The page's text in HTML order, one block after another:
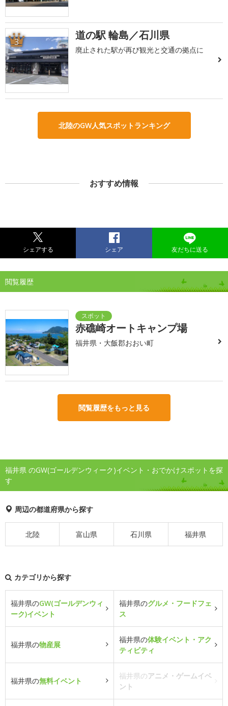
3 道の駅 輪島／石川県
廃止された駅が再び観光と交通の拠点に
北陸のGW人気スポットランキング
おすすめ情報
シェアする シェア 友だちに送る
閲覧履歴
赤礁崎オートキャンプ場
福井県・大飯郡おおい町
閲覧履歴をもっと見る
福井県 のGW(ゴールデンウィーク)イベント・おでかけスポットを探
す
周辺の都道府県から探す
北陸 富山県 石川県 福井県
カテゴリから探す
福井県のGW(ゴールデンウィ
ーク)イベント
福井県のグルメ・フードフェ
ス
福井県の物産展
福井県の体験イベント・アク
ティビティ
福井県の無料イベント
福井県のアニメ・ゲームイベ
ント